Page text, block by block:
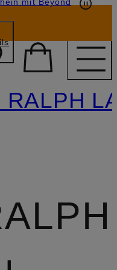
RALPH